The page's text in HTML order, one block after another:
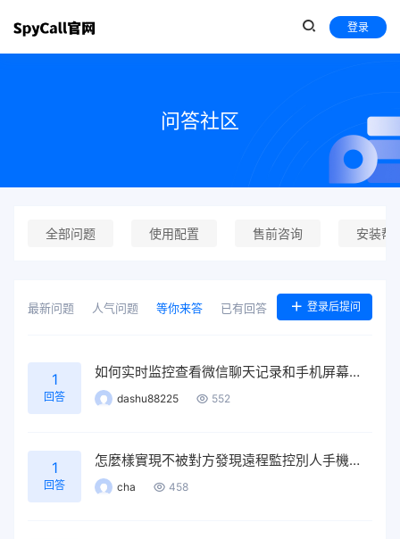
登录
问答社区
全部问题 使用配置 售前咨询 安装帮
最新问题 人气问题 等你来答 已有回答 登录后提问
1
回答
如何实时监控查看微信聊天记录和手机屏幕活动？
dashu88225 552
1
回答
怎麼樣實現不被對方發現遠程監控別人手機屏幕？
cha 458